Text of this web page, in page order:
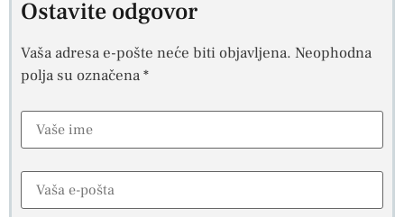
Ostavite odgovor
Vaša adresa e-pošte neće biti objavljena. Neophodna
polja su označena*